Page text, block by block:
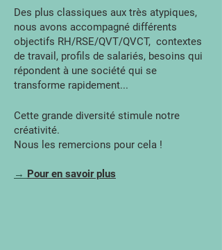
Des plus classiques aux très atypiques,
nous avons accompagné différents
objectifs RH/RSE/QVT/QVCT, contextes
de travail, profils de salariés, besoins qui
répondent à une société qui se
transforme rapidement...
Cette grande diversité stimule notre
créativité.
Nous les remercions pour cela !​
→ Pour en savoir plus